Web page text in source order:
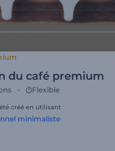
du café premium
Flexible
créé en utilisant
minimaliste